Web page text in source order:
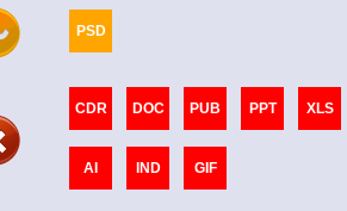
PSD
CDR DOC PUB PPT XLS
AI IND GIF